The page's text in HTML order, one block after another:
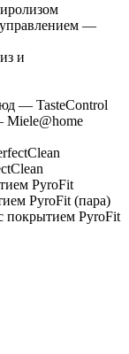
—
и
— TasteControl
Miele@home
PyroFit
PyroFit (пара)
покрытием PyroFit